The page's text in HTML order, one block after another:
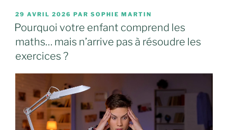
PUBLIÉ
LE
29 AVRIL 2026 PAR SOPHIE MARTIN
Pourquoi votre enfant comprend les
maths… mais n’arrive pas à résoudre les
exercices ?